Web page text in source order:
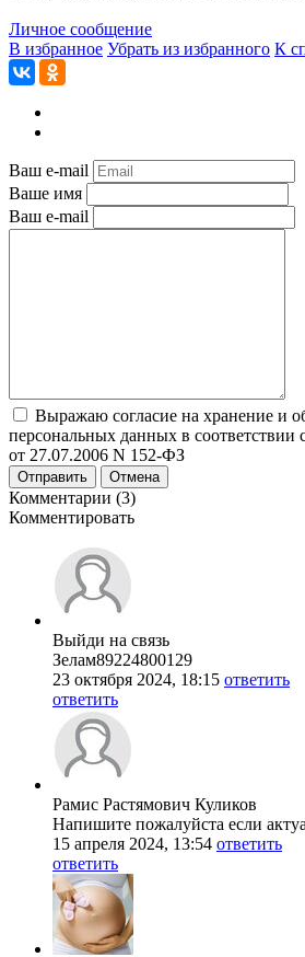
Личное сообщение
В избранное Убрать из избранного К
Ваш e-mail
Ваше имя
Ваш e-mail
Выражаю согласие на хранение и
персональных данных в соответствии
от 27.07.2006 N 152-ФЗ
Отправить Отмена
Комментарии (3)
Комментировать
Выйди на связь
Зелам89224800129
23 октября 2024, 18:15 ответить
ответить
Рамис Растямович Куликов
Напишите пожалуйста если
15 апреля 2024, 13:54 ответить
ответить